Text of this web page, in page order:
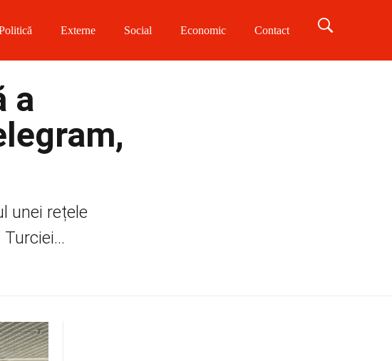
Externe Social Economic Contact
a
unei rețele